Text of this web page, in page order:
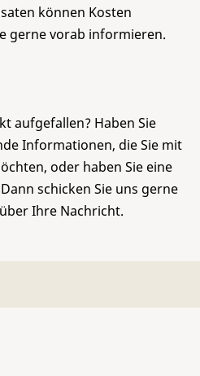
können Kosten
gerne vorab informieren.
aufgefallen? Haben Sie
Informationen, die Sie mit
oder haben Sie eine
schicken Sie uns gerne
Ihre Nachricht.